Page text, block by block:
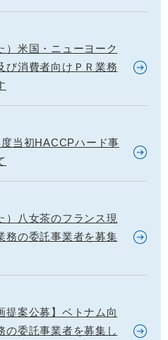
）米国・ニューヨーク
び消費者向けＰＲ業務
当初HACCPハード事
）八女茶のフランス現
務の委託事業者を募集
提案公募】ベトナム向
の委託事業者を募集し